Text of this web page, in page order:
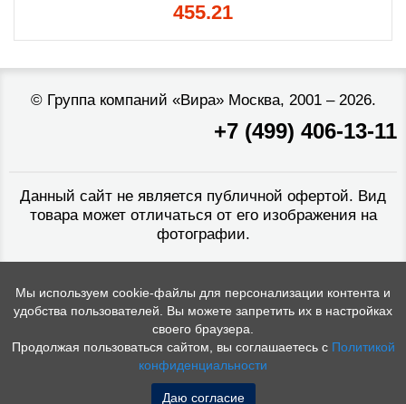
455.21
© Группа компаний «Вира»Москва, 2001 – 2026.
+7 (499) 406-13-11
Данный сайт не является публичной офертой. Вид
товара может отличаться от его изображения на
фотографии.
Мы используем cookie-файлы для персонализации контента и
удобства пользователей. Вы можете запретить их в настройках
своего браузера.
Продолжая пользоваться сайтом, вы соглашаетесь с Политикой
конфиденциальности
Даю согласие